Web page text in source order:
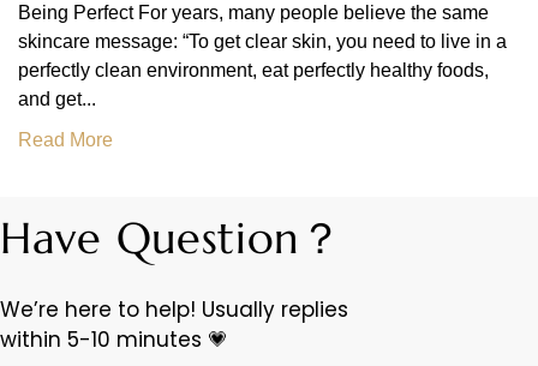
Being Perfect For years, many people believe the same
skincare message: “To get clear skin, you need to live in a
perfectly clean environment, eat perfectly healthy foods,
and get...
Read More
Have Question？
We’re here to help! Usually replies
within 5-10 minutes 💗